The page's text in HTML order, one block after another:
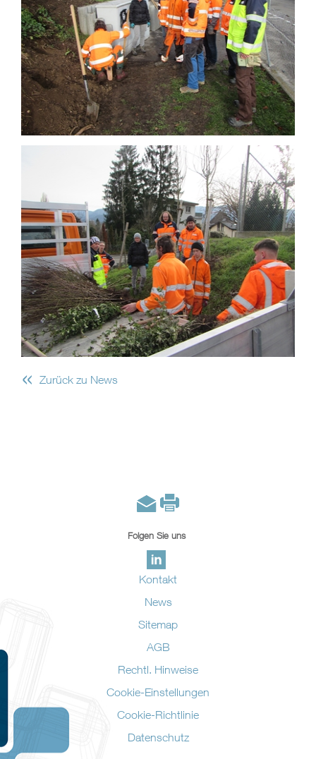
« Zurück zu News
Folgen Sie uns
Kontakt
News
Sitemap
AGB
Rechtl. Hinweise
Cookie-Einstellungen
Cookie-Richtlinie
Datenschutz